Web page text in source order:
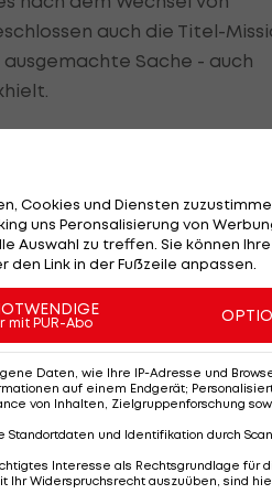
auch die Titel-
Sache - auch
Wir sind total sicher, dass
Sandrock und forderte:
Chefs des Weltmeister-
in die neue
betreuen wird.
oder Rekordtorjäger
wir", der Klassiker "Oh,
Helene Fischer textete nach
die Siegesfeier ihren
sie "Spür', was Fußball
Cookies und Diensten
uns Peronsalisierung von
Auswahl zu treffen. Sie können
Link in der Fußzeile anpassen.
mit PUR-Abo
Daten, wie Ihre IP-Adresse und
auf einem Endgerät;
von Inhalten, Zielgruppenforschung
Standortdaten und Identifikation durch
Interesse als Rechtsgrundlage für
Widerspruchsrecht auszuüben, sind